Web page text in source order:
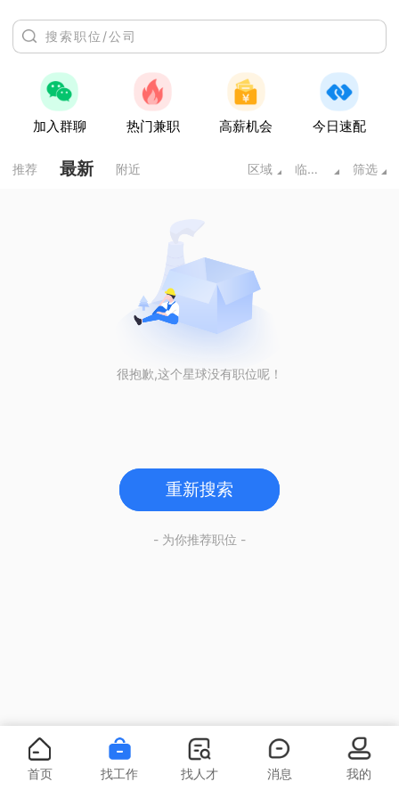
加入群聊 热门兼职 高薪机会 今日速配
推荐 最新 附近 区域 临床医学类 筛选
很抱歉,这个星球没有职位呢！
重新搜索
- 为你推荐职位 -
首页 找工作 找人才 消息 我的